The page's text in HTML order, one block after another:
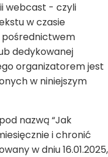
webcast - czyli
w czasie
dedykowanej
organizatorem jest
w niniejszym
nazwą “Jak
i chronić
w dniu 16.01.2025,